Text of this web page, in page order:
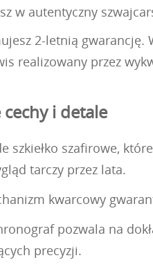
w autentyczny
2-letnią
realizowany przez
i detale
szkiełko szafirowe,
tarczy przez lata.
kwarcowy
pozwala na
precyzji.